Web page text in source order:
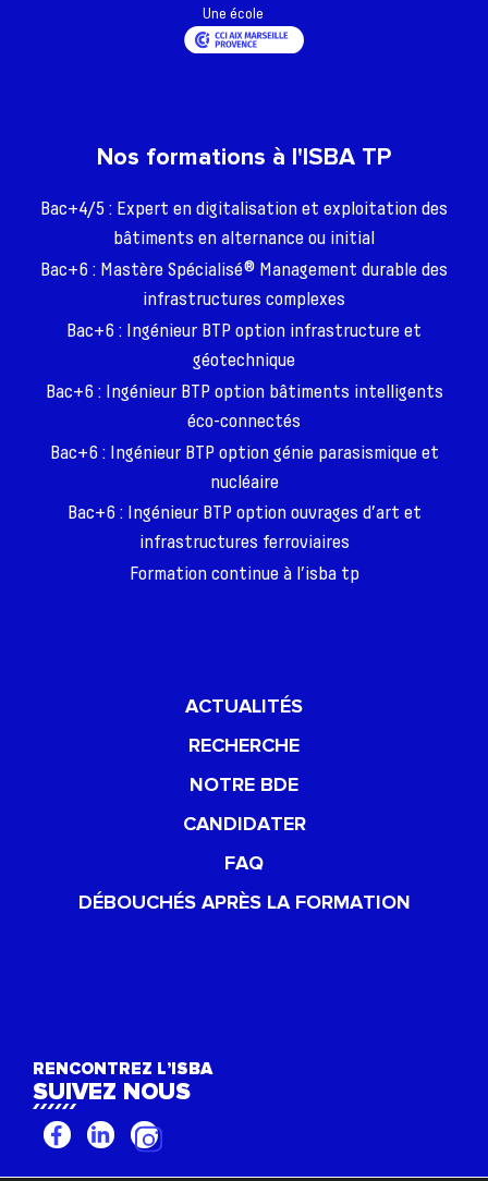
Inscriptions - Admissions
Une école
Nos formations à l'ISBA TP
Bac+4/5 : Expert en digitalisation et exploitation des
bâtiments en alternance ou initial
Bac+6 : Mastère Spécialisé® Management durable des
infrastructures complexes
Bac+6 : Ingénieur BTP option infrastructure et
géotechnique
Bac+6 : Ingénieur BTP option bâtiments intelligents
éco-connectés
Bac+6 : Ingénieur BTP option génie parasismique et
nucléaire
Bac+6 : Ingénieur BTP option ouvrages d’art et
infrastructures ferroviaires
Formation continue à l’isba tp
ACTUALITÉS
RECHERCHE
NOTRE BDE
CANDIDATER
FAQ
DÉBOUCHÉS APRÈS LA FORMATION
RENCONTREZ L’ISBA
SUIVEZ NOUS